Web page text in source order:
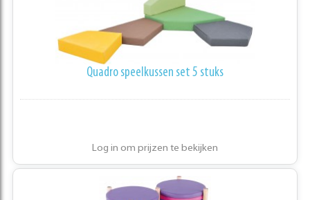
Quadro speelkussen set 5 stuks
Log in om prijzen te bekijken